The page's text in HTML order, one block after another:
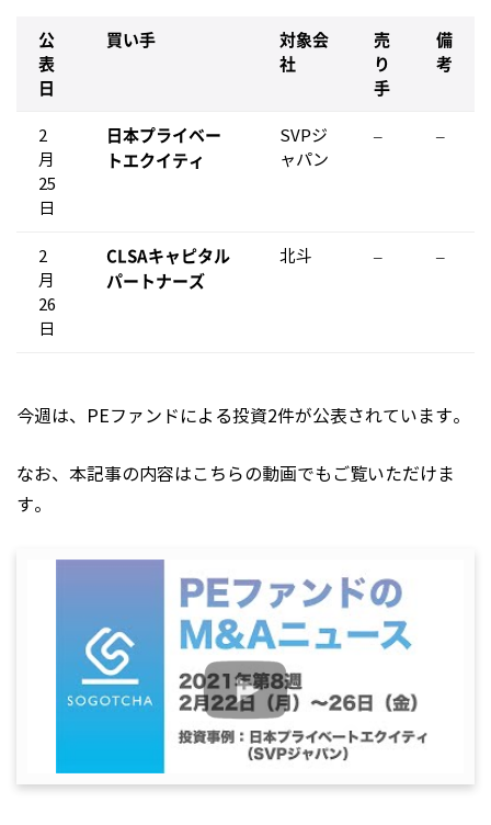
公
表
日
買い手
対象会
社
売
り
手
備
考
2
月
25
日
日本プライベー
トエクイティ
SVPジ
ャパン
– –
2
月
26
日
CLSAキャピタル
パートナーズ
北斗 – –
今週は、PEファンドによる投資2件が公表されています。
なお、本記事の内容はこちらの動画でもご覧いただけま
す。